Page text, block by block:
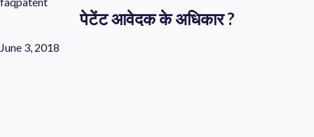
पेटेंट आवेदक के अधिकार ?
June 3, 2018